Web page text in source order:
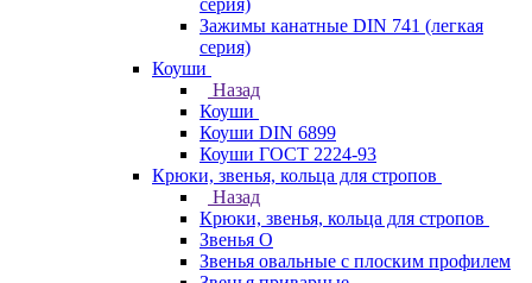
серия)
Зажимы канатные DIN 741 (легкая
серия)
Коуши
Назад
Коуши
Коуши DIN 6899
Коуши ГОСТ 2224-93
Крюки, звенья, кольца для стропов
Назад
Крюки, звенья, кольца для стропов
Звенья О
Звенья овальные с плоским профилем